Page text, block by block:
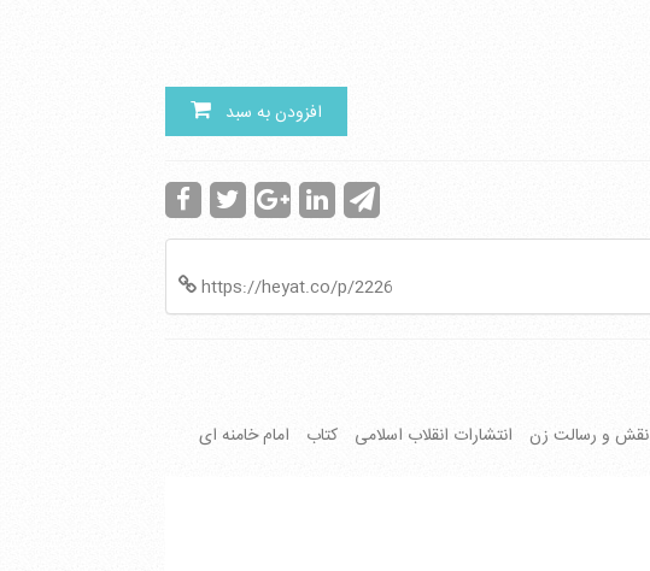
افزودن به سبد
https://heyat.co/p/2226
نقش و رسالت زن انتشارات انقلاب اسلامی کتاب امام خامنه ای